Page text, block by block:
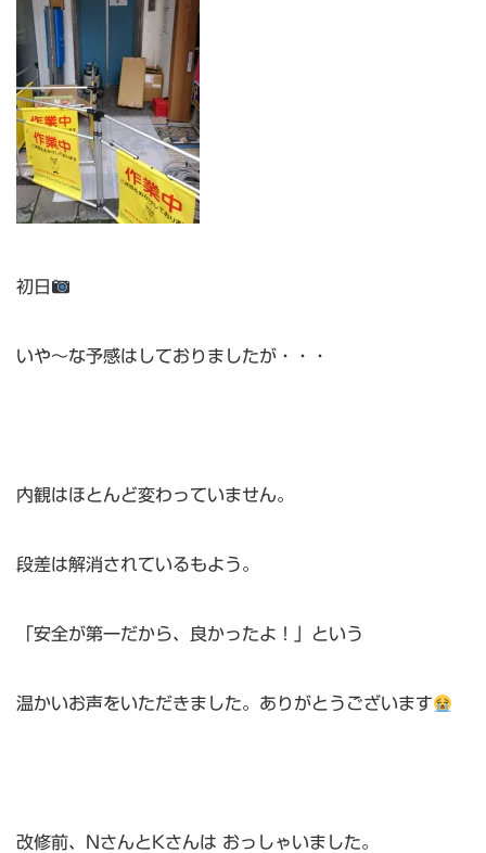
初日
いや～な予感はしておりましたが・・・
内観はほとんど変わっていません。
段差は解消されているもよう。
「安全が第一だから、良かったよ！」という
温かいお声をいただきました。ありがとうございます
改修前、NさんとKさんは おっしゃいました。